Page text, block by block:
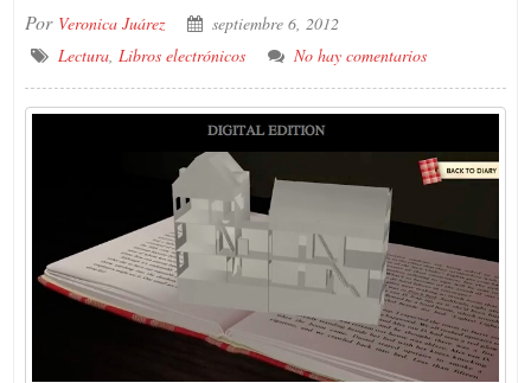
Por Veronica Juárez
septiembre 6, 2012
Lectura, Libros electrónicos No hay comentarios